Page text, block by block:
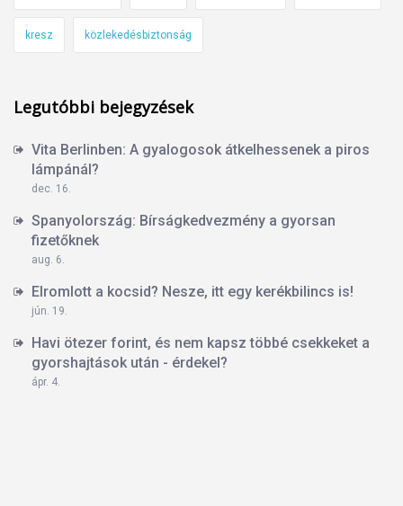
kresz közlekedésbiztonság
Legutóbbi bejegyzések
Vita Berlinben: A gyalogosok átkelhessenek a piros
lámpánál?
dec. 16.
Spanyolország: Bírságkedvezmény a gyorsan
fizetőknek
aug. 6.
Elromlott a kocsid? Nesze, itt egy kerékbilincs is!
jún. 19.
Havi ötezer forint, és nem kapsz többé csekkeket a
gyorshajtások után - érdekel?
ápr. 4.